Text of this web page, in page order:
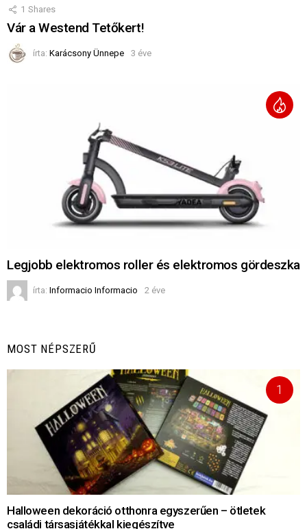
1 Shares
Vár a Westend Tetőkert!
írta: Karácsony Ünnepe 3 éve
Legjobb elektromos roller és elektromos gördeszka
írta: Informacio Informacio 2 éve
MOST NÉPSZERŰ
Halloween dekoráció otthonra egyszerűen – ötletek
családi társasjátékkal kiegészítve